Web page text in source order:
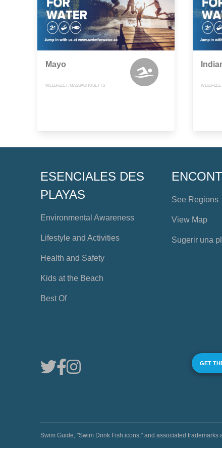
Mayo
WELLFLEET, MASSACHUSETTS
ESENCIALES DES
PLAYAS
Environmental Awareness
Lifestyle and Activities
Health and Safety
Kids at the Beach
Best Of
See Regions
View Map
Sugerir una
GET
Swim Guide, "Swim Drink Fish icons," and associated trademarks